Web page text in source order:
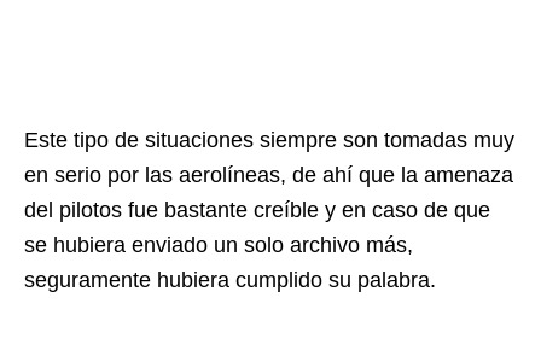
Este tipo de situaciones siempre son tomadas muy
en serio por las aerolíneas, de ahí que la amenaza
del pilotos fue bastante creíble y en caso de que
se hubiera enviado un solo archivo más,
seguramente hubiera cumplido su palabra.